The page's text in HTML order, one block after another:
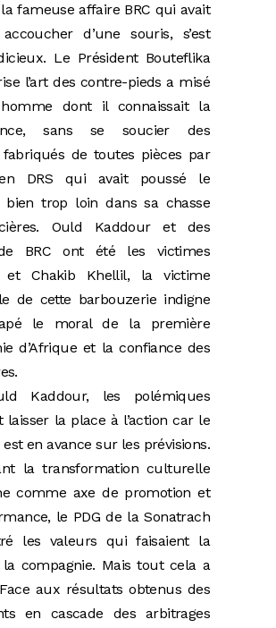
fameuse affaire BRC qui avait
d’une souris, s’est
Le Président Bouteflika
l’art des contre-pieds a misé
dont il connaissait la
sans se soucier des
de toutes pièces par
DRS qui avait poussé le
bien trop loin dans sa chasse
Ould Kaddour et des
BRC ont été les victimes
et Chakib Khellil, la victime
de cette barbouzerie indigne
le moral de la première
d’Afrique et la confiance des
Kaddour, les polémiques
laisser la place à l’action car le
en avance sur les prévisions.
la transformation culturelle
comme axe de promotion et
le PDG de la Sonatrach
les valeurs qui faisaient la
compagnie. Mais tout cela a
aux résultats obtenus des
en cascade des arbitrages